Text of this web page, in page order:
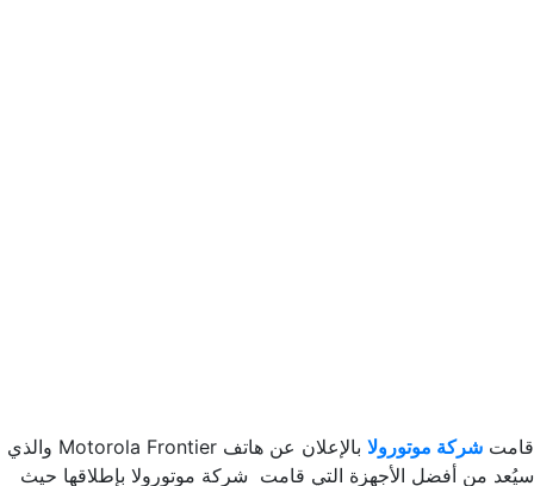
قامت شركة موتورولا
بالإعلان عن هاتف Motorola Frontier والذي
سيُعد من أفضل الأجهزة التي قامت شركة موتورولا بإطلاقها حيث